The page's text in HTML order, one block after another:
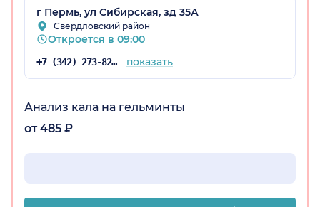
г Пермь, ул Сибирская, зд 35А
Свердловский район
Откроется в 09:00
+7 (342) 273-82-39 показать
Анализ кала на гельминты
от 485 ₽